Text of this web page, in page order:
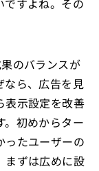
ですよね。その
のバランスが
なら、広告を見
表示設定を改善
。初めからター
ったユーザーの
まずは広めに設